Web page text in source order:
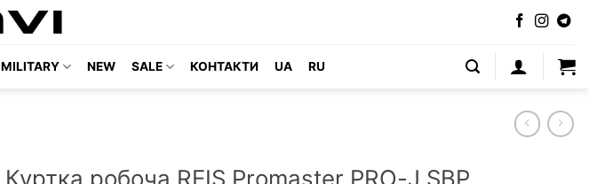
MILITARY NEW SALE КОНТАКТИ UA RU
Куртка робоча REIS Promaster PRO-J SBP